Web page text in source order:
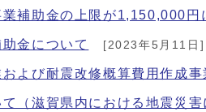
補助金の上限が1,150,000円
金について [2023年5月11日]
よび耐震改修概算費用作成
（滋賀県内における地震災害